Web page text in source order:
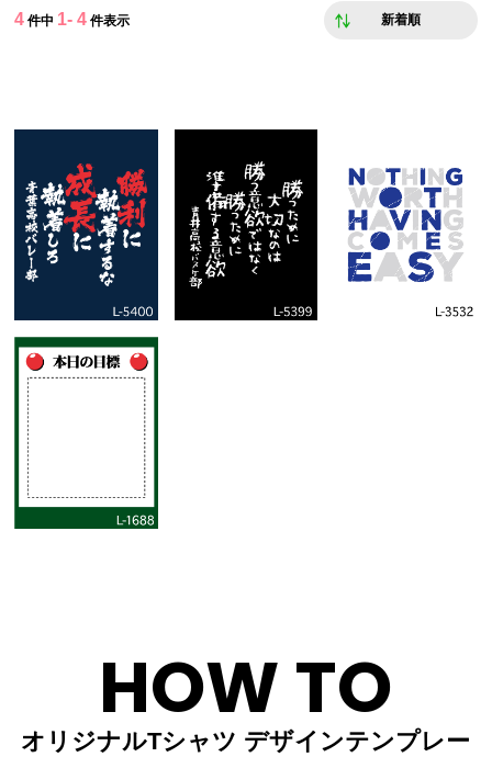
4 件中 1- 4 件表示 新着順
HOW TO
オリジナルTシャツ デザインテンプレー